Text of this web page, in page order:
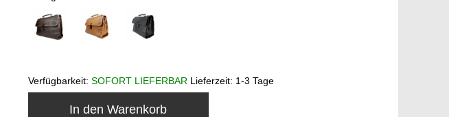
Verfügbarkeit: SOFORT LIEFERBAR Lieferzeit: 1-3 Tage
In den Warenkorb